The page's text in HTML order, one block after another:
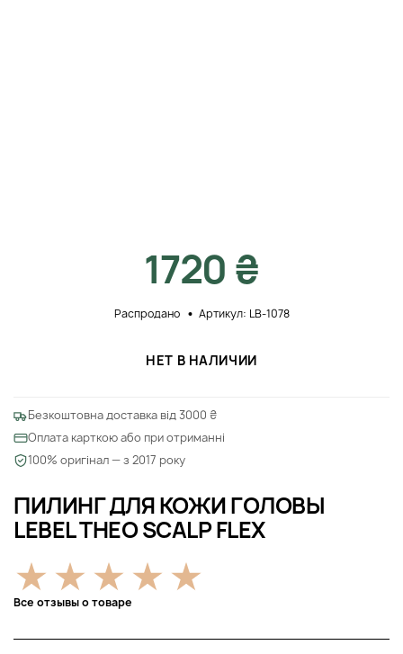
ПИЛИНГ ДЛЯ КОЖИ ГОЛОВЫ
LEBEL THEO SCALP FLEX
Все отзывы о товаре
1720 ₴
Распродано Артикул: LB-1078
НЕТ В НАЛИЧИИ
Безкоштовна доставка від 3000 ₴
Оплата карткою або при отриманні
100% оригінал — з 2017 року